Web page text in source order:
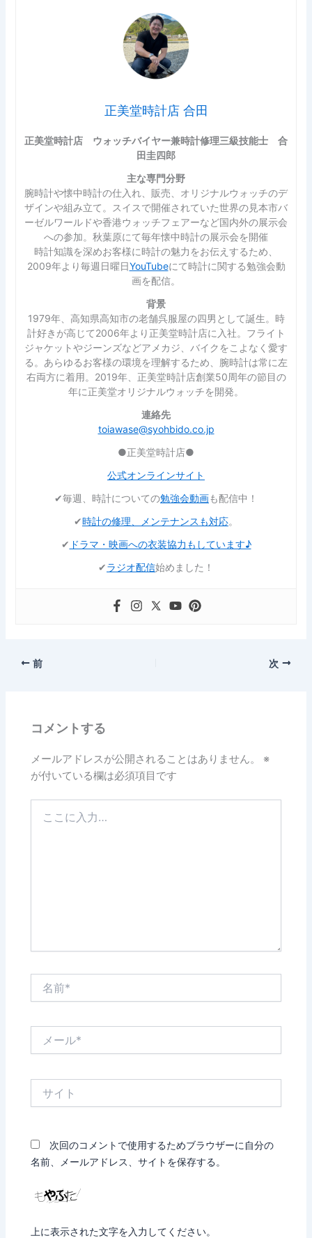
正美堂時計店 合田
正美堂時計店 ウォッチバイヤー兼時計修理三級技能士 合
田圭四郎
主な専門分野
腕時計や懐中時計の仕入れ、販売、オリジナルウォッチのデ
ザインや組み立て。スイスで開催されていた世界の見本市バ
ーゼルワールドや香港ウォッチフェアーなど国内外の展示会
への参加。秋葉原にて毎年懐中時計の展示会を開催
時計知識を深めお客様に時計の魅力をお伝えするため、
2009年より毎週日曜日YouTubeにて時計に関する勉強会動
画を配信。
背景
1979年、高知県高知市の老舗呉服屋の四男として誕生。時
計好きが高じて2006年より正美堂時計店に入社。フライト
ジャケットやジーンズなどアメカジ、バイクをこよなく愛す
る。あらゆるお客様の環境を理解するため、腕時計は常に左
右両方に着用。2019年、正美堂時計店創業50周年の節目の
年に正美堂オリジナルウォッチを開発。
連絡先
toiawase@syohbido.co.jp
●正美堂時計店●
公式オンラインサイト
✔︎毎週、時計についての勉強会動画も配信中！
✔︎時計の修理、メンテナンスも対応。
✔︎ ドラマ・映画への衣装協力もしています♪
✔︎ラジオ配信始めました！
前 次
コメントする
メールアドレスが公開されることはありません。
※
が付いている欄は必須項目です
次回のコメントで使用するためブラウザーに自分の
名前、メールアドレス、サイトを保存する。
上に表示された文字を入力してください。